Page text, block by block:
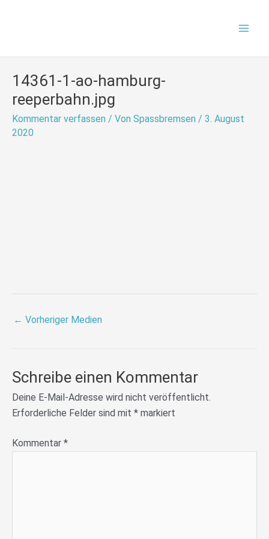
14361-1-ao-hamburg-
reeperbahn.jpg
Kommentar verfassen / Von Spassbremsen / 3. August
2020
← Vorheriger Medien
Schreibe einen Kommentar
Deine E-Mail-Adresse wird nicht veröffentlicht.
Erforderliche Felder sind mit * markiert
Kommentar *